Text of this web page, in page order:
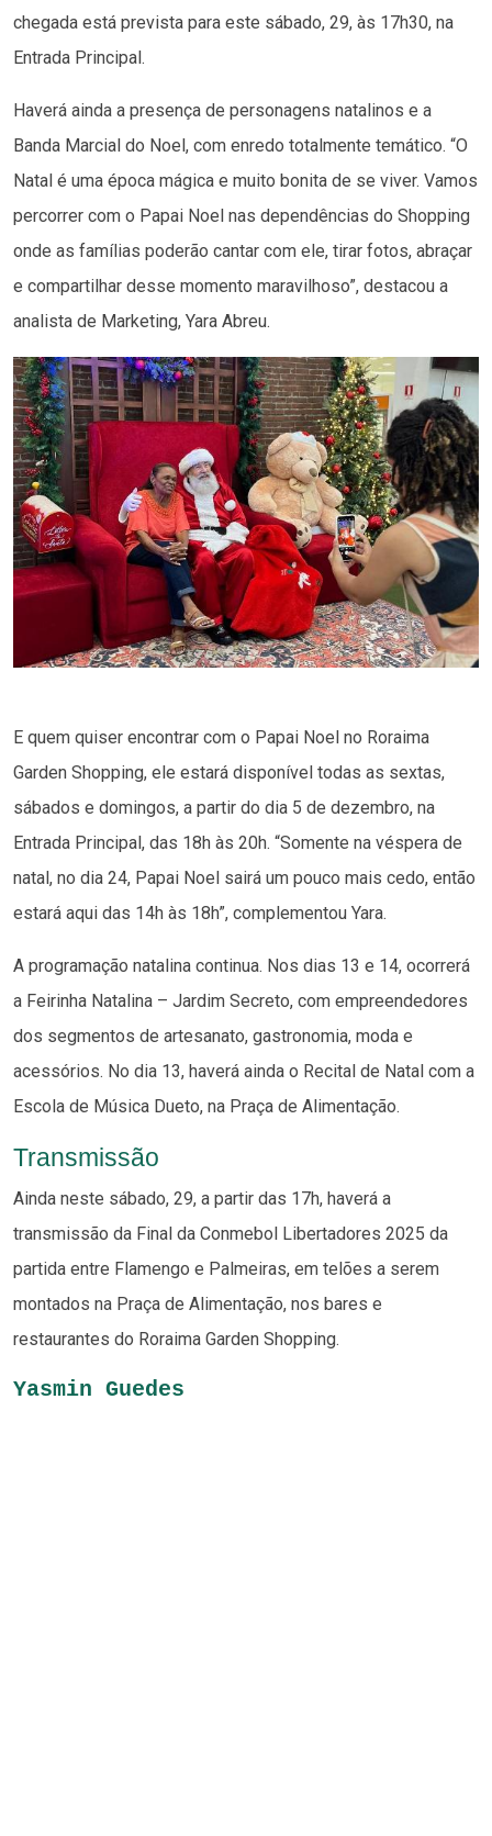
chegada está prevista para este sábado, 29, às 17h30, na
Entrada Principal.
Haverá ainda a presença de personagens natalinos e a
Banda Marcial do Noel, com enredo totalmente temático. “O
Natal é uma época mágica e muito bonita de se viver. Vamos
percorrer com o Papai Noel nas dependências do Shopping
onde as famílias poderão cantar com ele, tirar fotos, abraçar
e compartilhar desse momento maravilhoso”, destacou a
analista de Marketing, Yara Abreu.
E quem quiser encontrar com o Papai Noel no Roraima
Garden Shopping, ele estará disponível todas as sextas,
sábados e domingos, a partir do dia 5 de dezembro, na
Entrada Principal, das 18h às 20h. “Somente na véspera de
natal, no dia 24, Papai Noel sairá um pouco mais cedo, então
estará aqui das 14h às 18h”, complementou Yara.
A programação natalina continua. Nos dias 13 e 14, ocorrerá
a Feirinha Natalina – Jardim Secreto, com empreendedores
dos segmentos de artesanato, gastronomia, moda e
acessórios. No dia 13, haverá ainda o Recital de Natal com a
Escola de Música Dueto, na Praça de Alimentação.
Transmissão
Ainda neste sábado, 29, a partir das 17h, haverá a
transmissão da Final da Conmebol Libertadores 2025 da
partida entre Flamengo e Palmeiras, em telões a serem
montados na Praça de Alimentação, nos bares e
restaurantes do Roraima Garden Shopping.
Yasmin Guedes